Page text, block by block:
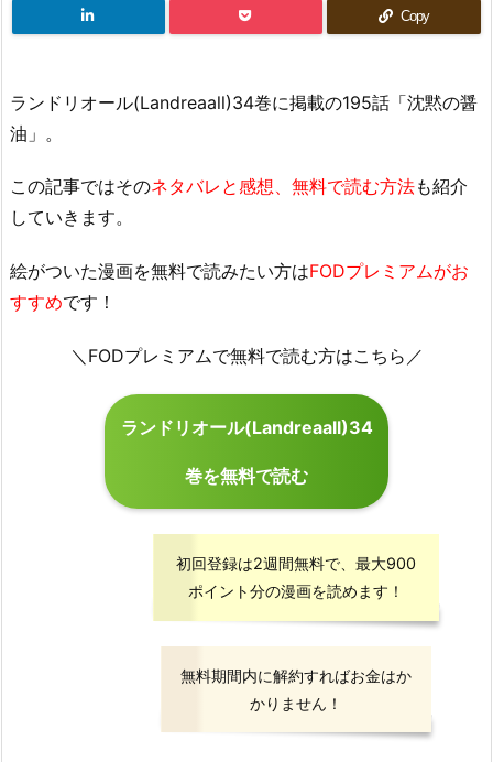
Copy
ランドリオール(Landreaall)34巻に掲載の195話「沈黙の醤
油」。
この記事ではそのネタバレと感想、無料で読む方法も紹介
していきます。
絵がついた漫画を無料で読みたい方はFODプレミアムがお
すすめです！
＼FODプレミアムで無料で読む方はこちら／
ランドリオール(Landreaall)34
巻を無料で読む
初回登録は2週間無料で、最大900
ポイント分の漫画を読めます！
無料期間内に解約すればお金はか
かりません！